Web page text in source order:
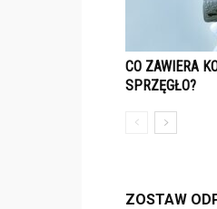
CO ZAWIERA
SPRZĘGŁO?
ZOSTAW